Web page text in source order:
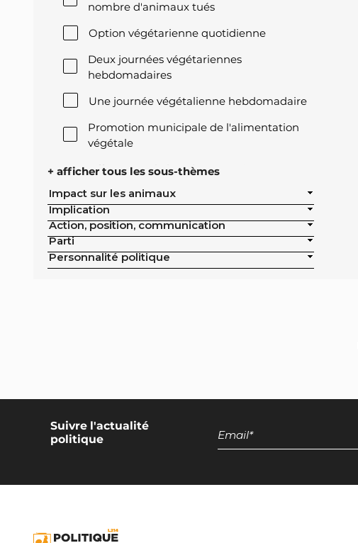
nombre d'animaux tués
Option végétarienne quotidienne
Deux journées végétariennes
hebdomadaires
Une journée végétalienne hebdomadaire
Promotion municipale de l'alimentation
végétale
Offre végétale lors des réceptions
Exclusion de l'élevage intensif des achats
publics de la ville
Exclusion de la pisciculture des achats
publics de la ville
piscicoles
Mesures miroirs sur les produits d’origine
Interdiction des navires de pêche de plus
Interdiction nationale des élevages
+ afficher tous les sous-thèmes
Impact sur les animaux
Implication
Action, position, communication
Parti
Personnalité politique
Suivre l'actualité
politique